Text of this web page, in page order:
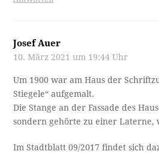
Josef Auer
10. März 2021 um 19:44 Uhr
Um 1900 war am Haus der
Stiegele“ aufgemalt.
Die Stange an der Fassade des
sondern gehörte zu einer Laterne,
Im Stadtblatt 09/2017 findet sich